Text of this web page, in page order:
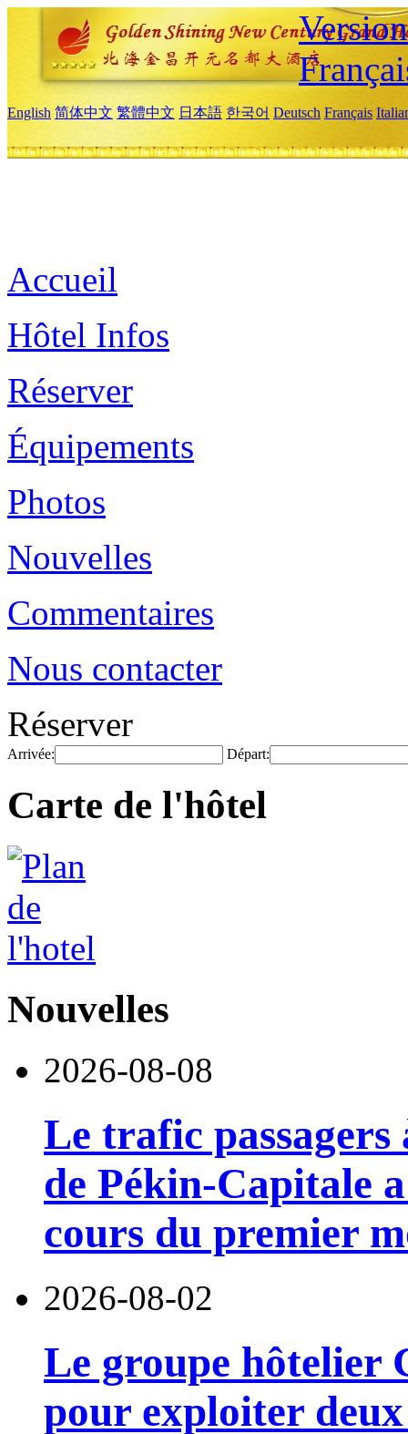
English 简体中文 繁體中文 日本語 한국어 Deutsch Français
Accueil
Hôtel Infos
Réserver
Équipements
Photos
Nouvelles
Commentaires
Nous contacter
Réserver
Arrivée: Départ:
Carte de l'hôtel
Nouvelles
2026-08-08
Le trafic
de Pékin-Capitale
cours du premier
2026-08-02
Le groupe hôtelier
pour exploiter